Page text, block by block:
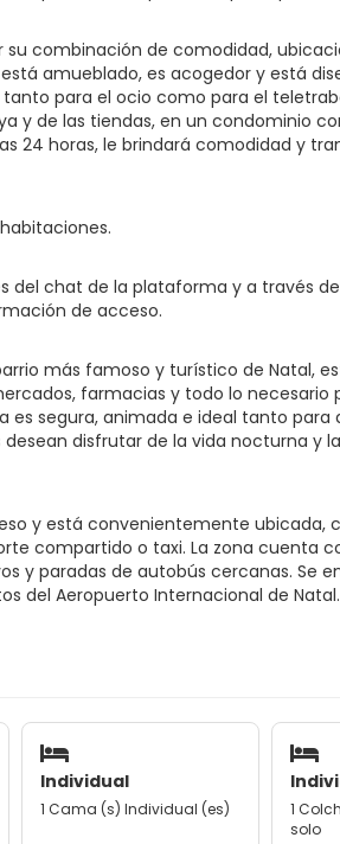
su combinación de comodidad,
amueblado, es acogedor y está
para el ocio como para el
y de las tiendas, en un condominio
24 horas, le brindará comodidad y
del chat de la plataforma y a través
de acceso.
más famoso y turístico de Natal,
farmacias y todo lo necesario
es segura, animada e ideal tanto para
disfrutar de la vida nocturna y
y está convenientemente ubicada,
compartido o taxi. La zona cuenta
y paradas de autobús cercanas. Se
del Aeropuerto Internacional de Natal.
Individual
1 Cama (s) Individual (es)
1
solo